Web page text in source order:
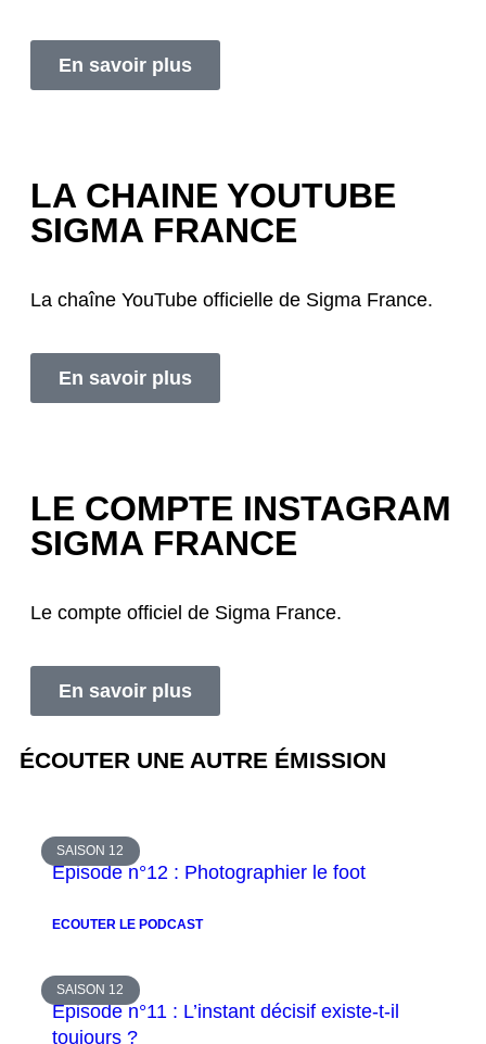
En savoir plus
LA CHAINE YOUTUBE
SIGMA FRANCE
La chaîne YouTube officielle de Sigma France.
En savoir plus
LE COMPTE INSTAGRAM
SIGMA FRANCE
Le compte officiel de Sigma France.
En savoir plus
ÉCOUTER UNE AUTRE ÉMISSION
SAISON 12
Épisode n°12 : Photographier le foot
ECOUTER LE PODCAST
SAISON 12
Épisode n°11 : L’instant décisif existe-t-il
toujours ?